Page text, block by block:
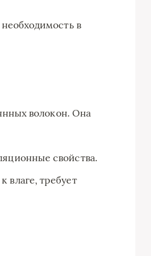
в
волокон. Она
свойства.
влаге, требует